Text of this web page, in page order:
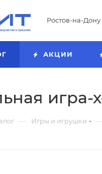
Ростов-на-Дону
АКЦИИ
игра-
— Игры и игрушки